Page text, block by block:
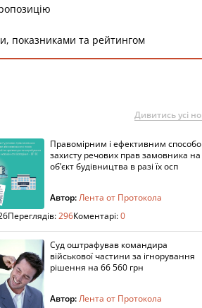
показниками та рейтингом
Дивитись усі
Правомірним і ефективним
захисту речових прав замовника на
об’єкт будівництва в разі їх осп
Автор:Лента от Протокола
Переглядів:296Коментарі:0
Суд оштрафував командира
військової частини за ігнорування
рішення на 66 560 грн
Автор:Лента от Протокола